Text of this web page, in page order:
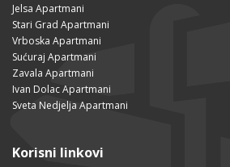
Jelsa Apartmani
Stari Grad Apartmani
Vrboska Apartmani
Sućuraj Apartmani
Zavala Apartmani
Ivan Dolac Apartmani
Sveta Nedjelja Apartmani
Korisni linkovi